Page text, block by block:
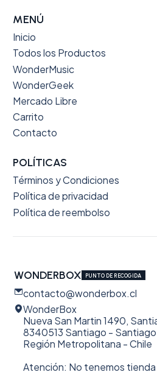
MENÚ
Inicio
Todos los Productos
WonderMusic
WonderGeek
Mercado Libre
Carrito
Contacto
POLÍTICAS
Términos y Condiciones
Política de privacidad
Política de reembolso
WONDERBOX PUNTO DE RECOGIDA
contacto@wonderbox.cl
WonderBox
Nueva San Martin 1490,
8340513 Santiago -
Región Metropolitana - Chile
Atención: No tenemos